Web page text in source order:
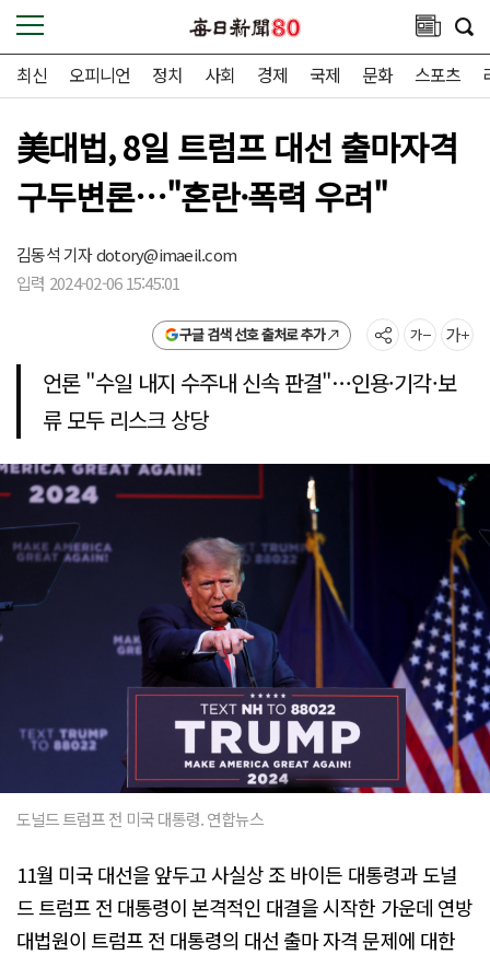
최신 오피니언 정치 사회 경제 국제 문화 스포츠
美대법, 8일 트럼프 대선 출마자격
구두변론…"혼란·폭력 우려"
김동석 기자dotory@imaeil.com
입력 2024-02-06 15:45:01
구글 검색 선호 출처로 추가
언론 "수일 내지 수주내 신속 판결"…인용·기각·보
류 모두 리스크 상당
도널드 트럼프 전 미국 대통령. 연합뉴스
11월 미국 대선을 앞두고 사실상 조 바이든 대통령과 도널
드 트럼프 전 대통령이 본격적인 대결을 시작한 가운데 연방
대법원이 트럼프 전 대통령의 대선 출마 자격 문제에 대한